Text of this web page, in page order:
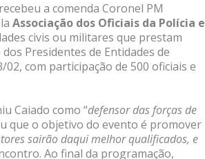
a comenda Coronel PM
Associação dos Oficiais da Polícia e
civis ou militares que prestam
Presidentes de Entidades de
com participação de 500 oficiais e
Caiado como “defensor das forças de
que o objetivo do evento é promover
sairão daqui melhor qualificados, e
Ao final da programação,